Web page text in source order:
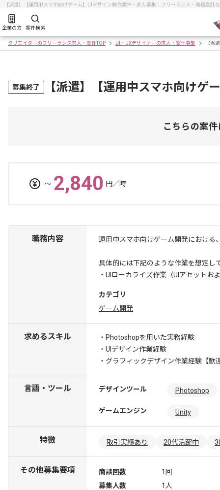
【派遣】【運用中スマホ向けゲーム】UIデザイン制作案件・求人募集｜フリーランス・業務委託
企業の方 案件検索
クリエイターのフリーランス求人・案件TOP UI・UXデザイナーの求人・案件募集 【派
募集終了 【派遣】【運用中スマホ向けゲ
こちらの案
〜 2,840 円／時
職務内容 運用中スマホ向けゲーム開発における
具体的には下記のような作業を想定し
・UIローカライズ作業（UIアセットお
カテゴリ
ゲーム開発
求めるスキル
・Photoshopを用いた実務経験
・UIデザイン作業経験
・グラフィックデザイン作業経験 【
言語・ツール デザインツール Photoshop
ゲームエンジン Unity
特徴 取引実績あり 20代活躍中
その他募集要項 商談回数
1回
募集人数
1人